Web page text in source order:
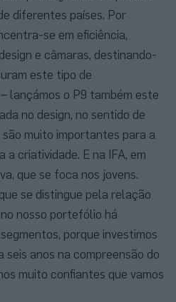
diferentes países. Por
se em eficiência,
e câmaras, destinando-
este tipo de
lançámos o P9 também este
no design, no sentido de
muito importantes para a
a criatividade. E na IFA, em
que se foca nos jovens.
se distingue pela relação
nosso portefólio há
porque investimos
seis anos na compreensão do
muito confiantes que vamos